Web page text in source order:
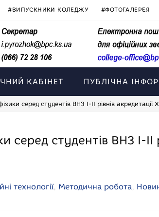
#ВИПУСКНИКИ КОЛЕДЖУ #ФОТОГАЛЕРЕЯ
КАБІНЕТ ПУБЛІЧНА
серед студентів ВНЗ І-ІІ рівнів акредитації
серед студентів ВНЗ І-ІІ
технології, Методична робота,